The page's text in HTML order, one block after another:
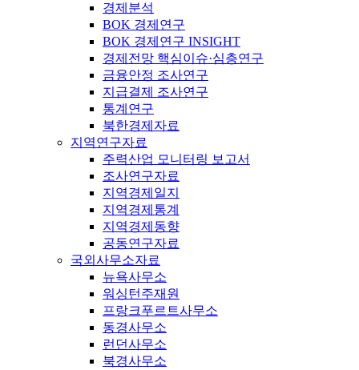
경제분석
BOK 경제연구
BOK 경제연구 INSIGHT
경제전망 핵심이슈·심층연구
금융안정 조사연구
지급결제 조사연구
통계연구
북한경제자료
지역연구자료
주력산업 모니터링 보고서
조사연구자료
지역경제일지
지역경제통계
지역경제동향
공동연구자료
국외사무소자료
뉴욕사무소
워싱턴주재원
프랑크푸르트사무소
동경사무소
런던사무소
북경사무소